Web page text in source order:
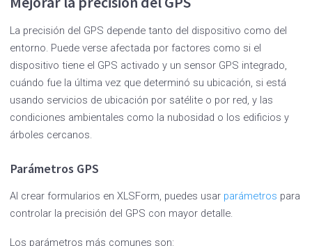
La precisión del GPS depende tanto del dispositivo como del
entorno. Puede verse afectada por factores como si el
dispositivo tiene el GPS activado y un sensor GPS integrado,
cuándo fue la última vez que determinó su ubicación, si está
usando servicios de ubicación por satélite o por red, y las
condiciones ambientales como la nubosidad o los edificios y
árboles cercanos.
Parámetros GPS
Al crear formularios en XLSForm, puedes usar parámetros para
controlar la precisión del GPS con mayor detalle.
Los parámetros más comunes son: